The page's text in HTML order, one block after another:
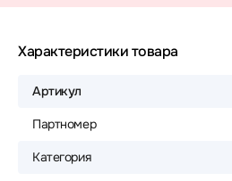
Характеристики товара
Артикул
Партномер
Категория